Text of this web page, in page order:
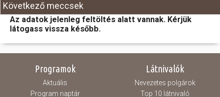
Következő meccsek
Az adatok jelenleg feltöltés alatt vannak. Kérjük
látogass vissza később.
Programok
Aktuális
Program naptár
Látnivalók
Nevezetes polgárok
Top 10 látnivaló